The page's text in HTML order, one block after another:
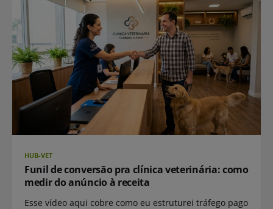
HUB-VET
Funil de conversão pra clínica veterinária: como
medir do anúncio à receita
Esse vídeo aqui cobre como eu estruturei tráfego pago